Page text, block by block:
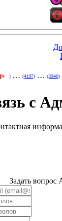
• Рефералы в
(4197)…(3940)…
с
Задать вопрос